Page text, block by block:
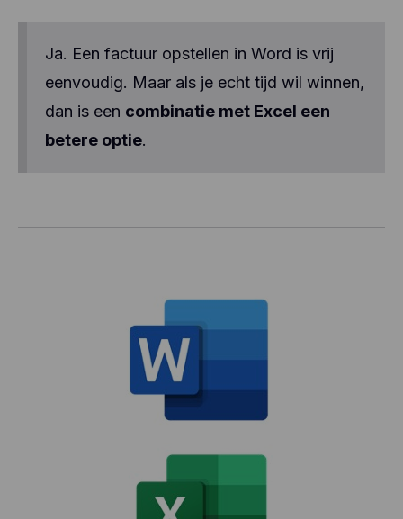
Ja. Een factuur opstellen in Word is vrij
eenvoudig. Maar als je echt tijd wil winnen,
dan is een combinatie met Excel een
betere optie.